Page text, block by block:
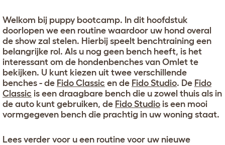
p
d
o
w
Welkom bij puppy bootcamp. In dit hoofdstuk
doorlopen we een routine waardoor uw hond overal
de show zal stelen. Hierbij speelt benchtraining een
belangrijke rol. Als u nog geen bench heeft, is het
interessant om de hondenbenches van Omlet te
bekijken. U kunt kiezen uit twee verschillende
benches - de Fido Classic en de Fido Studio. De Fido
Classic is een draagbare bench die u zowel thuis als in
de auto kunt gebruiken, de Fido Studio is een mooi
vormgegeven bench die prachtig in uw woning staat.
Lees verder voor u een routine voor uw nieuwe